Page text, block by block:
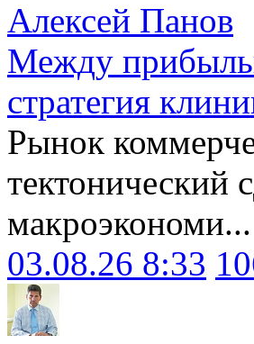
Алексей Панов
Между
стратегия
Рынок
тектонический
макроэкономи...
03.08.26 8:33